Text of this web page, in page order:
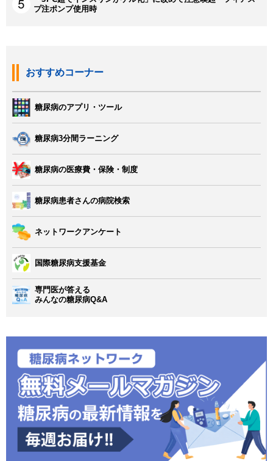
プ注ポンプ使用時
おすすめコーナー
糖尿病のアプリ・ツール
糖尿病3分間ラーニング
糖尿病の医療費・保険・制度
糖尿病患者さんの病院検索
ネットワークアンケート
国際糖尿病支援基金
専門医が答える
みんなの糖尿病Q&A